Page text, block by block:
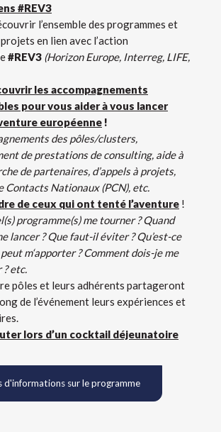
#REV3
l’ensemble des programmes et
en lien avec l’action
#REV3 (Horizon Europe, Interreg, LIFE,
les accompagnements
pour vous aider à vous lancer
européenne !
des pôles/clusters,
de prestations de consulting, aide à
de partenaires, d’appels à projets,
Contacts Nationaux (PCN), etc.
de ceux qui ont tenté l’aventure !
programme(s) me tourner ? Quand
lancer ? Que faut-il éviter ? Qu’est-ce
m‘apporter ? Comment dois-je me
etc.
pôles et leurs adhérents partageront
de l’événement leurs expériences et
lors d’un cocktail déjeunatoire
d'informations sur le programme